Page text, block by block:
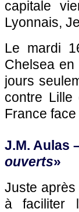
capitale
Lyonnais,
Le mardi
Chelsea
jours
contre
France face
J.M. Aulas
ouverts»
Juste
à faciliter